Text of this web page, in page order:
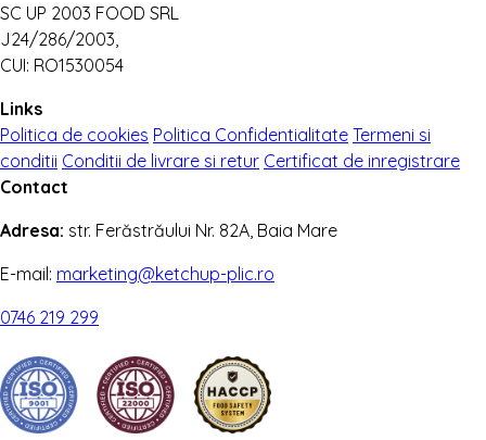
SC UP 2003 FOOD SRL
J24/286/2003,
CUI: RO1530054
Links
Politica de cookies Politica Confidentialitate Termeni si
conditii Conditii de livrare si retur Certificat de inregistrare
Contact
Adresa: str. Ferăstrăului Nr. 82A, Baia Mare
E-mail: marketing@ketchup-plic.ro
0746 219 299